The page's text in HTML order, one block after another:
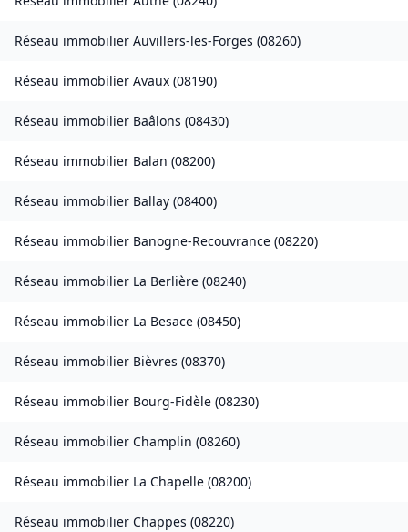
Réseau immobilier Auvillers-les-Forges (08260)
Réseau immobilier Avaux (08190)
Réseau immobilier Baâlons (08430)
Réseau immobilier Balan (08200)
Réseau immobilier Ballay (08400)
Réseau immobilier Banogne-Recouvrance (08220)
Réseau immobilier La Berlière (08240)
Réseau immobilier La Besace (08450)
Réseau immobilier Bièvres (08370)
Réseau immobilier Bourg-Fidèle (08230)
Réseau immobilier Champlin (08260)
Réseau immobilier La Chapelle (08200)
Réseau immobilier Chappes (08220)